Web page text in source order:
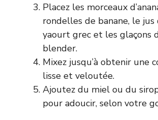
Placez les morceaux
rondelles de banane, le jus
yaourt grec et les glaçons
blender.
Mixez jusqu’à obtenir une
lisse et veloutée.
Ajoutez du miel ou du
pour adoucir, selon votre